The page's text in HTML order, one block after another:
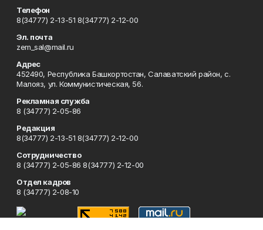
Телефон
8(34777) 2-13-51 8(34777) 2-12-00
Эл. почта
zem_sal@mail.ru
Адрес
452490, Республика Башкортостан, Салаватский район, с.
Малояз, ул. Коммунистическая, 56.
Рекламная служба
8 (34777) 2-05-86
Редакция
8(34777) 2-13-51 8(34777) 2-12-00
Сотрудничество
8 (34777) 2-05-86 8(34777) 2-12-00
Отдел кадров
8 (34777) 2-08-10